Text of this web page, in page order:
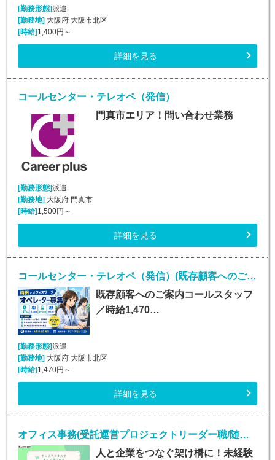
[勤務形態]派遣
[勤務地] 大阪府 大阪市北区
[時給] 1,400円～
詳細を見る
コールセンター・テレオペ（発信）
門真市エリア！問い合わせ業務
[勤務形態]派遣
[勤務地] 大阪府 門真市
[時給] 1,500円～
詳細を見る
コールセンター・テレオペ（発信）(既存顧客へのご案内コールスタッフ（オープニングスタッフ）)
既存顧客へのご案内コールスタッフ
／時給1,470…
[勤務形態]派遣
[勤務地] 大阪府 大阪市北区
[時給] 1,470円～
詳細を見る
オフィス事務(受託運営プロジェクトリーダー職/随時入社)
人と企業をつなぐ架け橋に！未経験